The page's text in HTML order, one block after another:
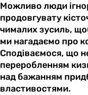
Можливо люди
продовгувату
чималих зусиль,
ми нагадаємо про
Сподіваємося, що
переробленням
над бажанням
властивостями.